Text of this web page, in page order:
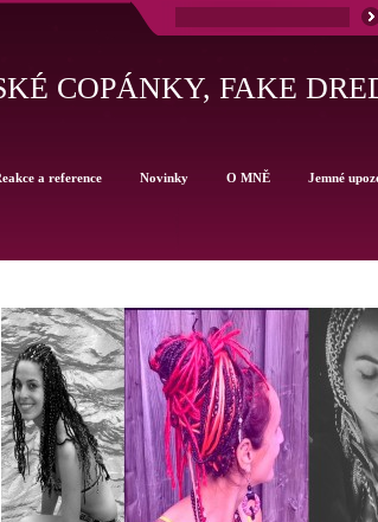
COPÁNKY, FAKE
a reference Novinky O MNĚ Jemné